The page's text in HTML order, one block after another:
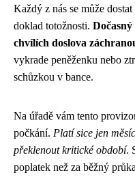
Každý z nás se může
doklad totožnosti.
chvílích doslova
vykrade peněženku nebo
schůzkou v bance.
Na úřadě vám tento
počkání. Platí sice jen
překlenout kritické období.
poplatek než za běžný